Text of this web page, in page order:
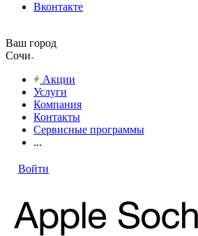
Вконтакте
Ваш город
Сочи
Акции
Услуги
Компания
Контакты
Сервисные программы
...
Войти